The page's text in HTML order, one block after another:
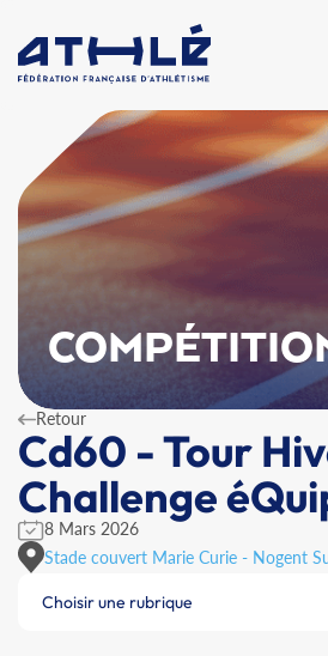
Retour
Cd60 - Tour
Challenge
8 Mars 2026
Stade couvert Marie Curie - Nogent
Choisir une rubrique